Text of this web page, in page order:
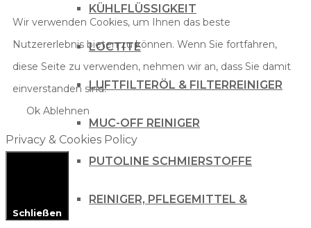
KÜHLFLÜSSIGKEIT
LOCTITE
LUFTFILTERÖL & FILTERREINIGER
MUC-OFF REINIGER
PUTOLINE SCHMIERSTOFFE
REINIGER, PFLEGEMITTEL &
Wir verwenden Cookies, um Ihnen das beste
Nutzererlebnis bieten zu können. Wenn Sie fortfahren,
diese Seite zu verwenden, nehmen wir an, dass Sie damit
einverstanden sind.
Ok Ablehnen
Privacy & Cookies Policy
Schließen